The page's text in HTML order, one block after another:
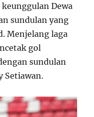
Dewa
sundulan yang
Menjelang laga
gol
sundulan
Setiawan.